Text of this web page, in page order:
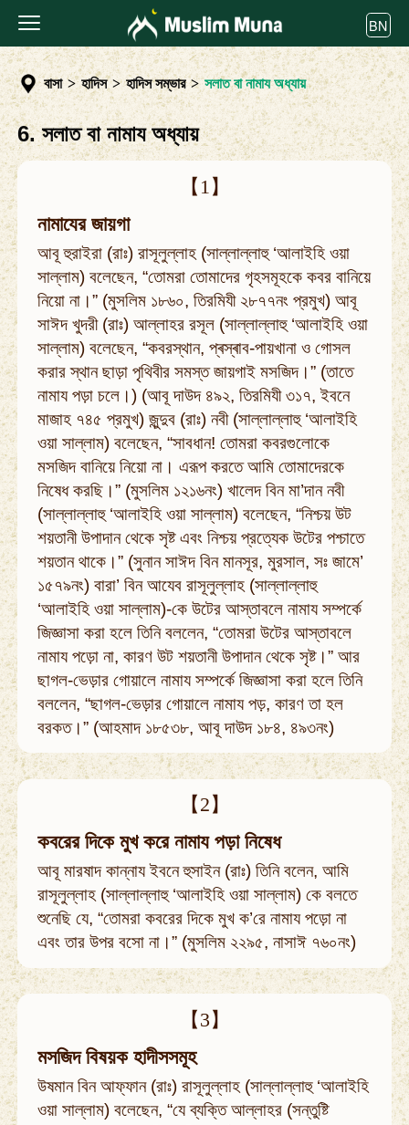
BN
বাসা > হাদিস > হাদিস সম্ভার > সলাত বা নামায অধ্যায়
6. সলাত বা নামায অধ্যায়
【1】
নামাযের জায়গা
আবূ হুরাইরা (রাঃ) রাসূলুল্লাহ (সাল্লাল্লাহু ‘আলাইহি ওয়া
সাল্লাম) বলেছেন, “তোমরা তোমাদের গৃহসমূহকে কবর বানিয়ে
নিয়ো না।” (মুসলিম ১৮৬০, তিরমিযী ২৮৭৭নং প্রমুখ) আবূ
সাঈদ খুদরী (রাঃ) আল্লাহর রসূল (সাল্লাল্লাহু ‘আলাইহি ওয়া
সাল্লাম) বলেছেন, “কবরস্থান, প্ৰস্ৰাব-পায়খানা ও গোসল
করার স্থান ছাড়া পৃথিবীর সমস্ত জায়গাই মসজিদ।” (তাতে
নামায পড়া চলে।) (আবূ দাউদ ৪৯২, তিরমিযী ৩১৭, ইবনে
মাজাহ ৭৪৫ প্রমুখ) জুন্দুব (রাঃ) নবী (সাল্লাল্লাহু ‘আলাইহি
ওয়া সাল্লাম) বলেছেন, “সাবধান! তোমরা কবরগুলোকে
মসজিদ বানিয়ে নিয়ো না। এরূপ করতে আমি তোমাদেরকে
নিষেধ করছি।” (মুসলিম ১২১৬নং) খালেদ বিন মা’দান নবী
(সাল্লাল্লাহু ‘আলাইহি ওয়া সাল্লাম) বলেছেন, “নিশ্চয় উট
শয়তানী উপাদান থেকে সৃষ্ট এবং নিশ্চয় প্রত্যেক উটের পশ্চাতে
শয়তান থাকে।” (সুনান সাঈদ বিন মানসূর, মুরসাল, সঃ জামে’
১৫৭৯নং) বারা’ বিন আযেব রাসূলুল্লাহ (সাল্লাল্লাহু
‘আলাইহি ওয়া সাল্লাম)-কে উটের আস্তাবলে নামায সম্পর্কে
জিজ্ঞাসা করা হলে তিনি বললেন, “তোমরা উটের আস্তাবলে
নামায পড়ো না, কারণ উট শয়তানী উপাদান থেকে সৃষ্ট।” আর
ছাগল-ভেড়ার গোয়ালে নামায সম্পর্কে জিজ্ঞাসা করা হলে তিনি
বললেন, “ছাগল-ভেড়ার গোয়ালে নামায পড়, কারণ তা হল
বরকত।” (আহমাদ ১৮৫৩৮, আবূ দাউদ ১৮৪, ৪৯৩নং)
【2】
কবরের দিকে মুখ করে নামায পড়া নিষেধ
আবূ মারষাদ কান্নায ইবনে হুসাইন (রাঃ) তিনি বলেন, আমি
রাসূলুল্লাহ (সাল্লাল্লাহু ‘আলাইহি ওয়া সাল্লাম) কে বলতে
শুনেছি যে, “তোমরা কবরের দিকে মুখ ক’রে নামায পড়ো না
এবং তার উপর বসো না।” (মুসলিম ২২৯৫, নাসাঈ ৭৬০নং)
【3】
মসজিদ বিষয়ক হাদীসসমূহ
উষমান বিন আফ্‌ফান (রাঃ) রাসূলুল্লাহ (সাল্লাল্লাহু ‘আলাইহি
ওয়া সাল্লাম) বলেছেন, “যে ব্যক্তি আল্লাহর (সন্তুষ্টি